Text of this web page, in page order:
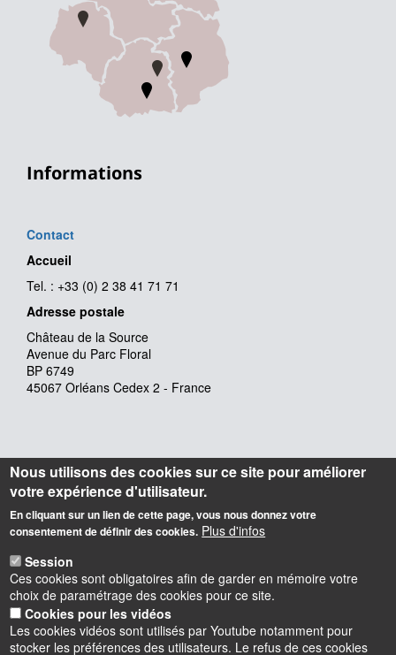
Informations
Contact
Accueil
Tel. : +33 (0) 2 38 41 71 71
Adresse postale
Château de la Source
Avenue du Parc Floral
BP 6749
45067 Orléans Cedex 2 - France
Nous utilisons des cookies sur ce site pour améliorer
votre expérience d'utilisateur.
En cliquant sur un lien de cette page, vous nous donnez votre
consentement de définir des cookies. Plus d'infos
Session
Ces cookies sont obligatoires afin de garder en mémoire votre
choix de paramétrage des cookies pour ce site.
Cookies pour les vidéos
Les cookies vidéos sont utilisés par Youtube notamment pour
stocker les préférences des utilisateurs. Le refus de ces cookies